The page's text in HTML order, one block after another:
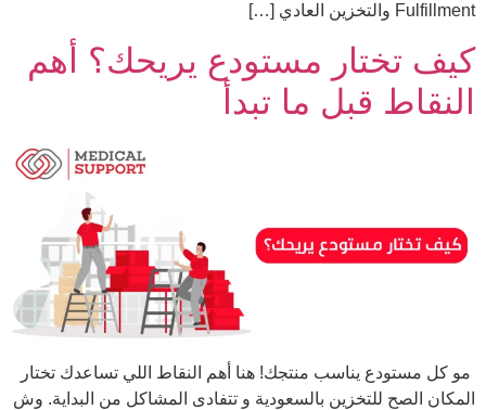
Fulfillment والتخزين العادي […]
كيف تختار مستودع يريحك؟ أهم
النقاط قبل ما تبدأ
مو كل مستودع يناسب منتجك! هنا أهم النقاط اللي تساعدك تختار
المكان الصح للتخزين بالسعودية و تتفادى المشاكل من البداية. وش